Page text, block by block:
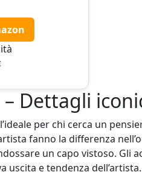
– Dettagli
per chi cerca un
fanno la differenza
un capo vistoso.
uscita e tendenza dell’artista.